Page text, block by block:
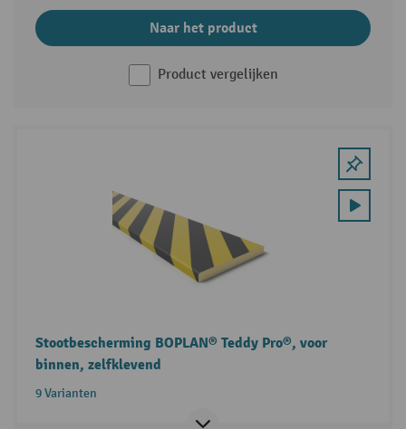
Naar het product
Product vergelijken
Stootbescherming BOPLAN® Teddy Pro®, voor
binnen, zelfklevend
9 Varianten